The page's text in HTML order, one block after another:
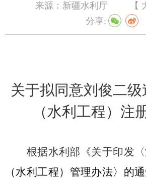
来源：新疆水利厅
【
分享:
关于拟同意刘俊二级
（水利工程） 注
根据水利部《关于印发〈
（水利工程）管理办法〉的